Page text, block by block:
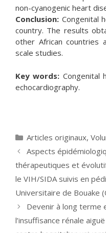
non-cyanogenic heart
Conclusion: Congenital
country. The results
other African countries
scale studies.
Key words: Congenital
echocardiography.
Catégories
Articles originaux,
Aspects
thérapeutiques et
le VIH/SIDA suivis en
Universitaire de Bouake
Devenir à long terme
l’insuffisance rénale